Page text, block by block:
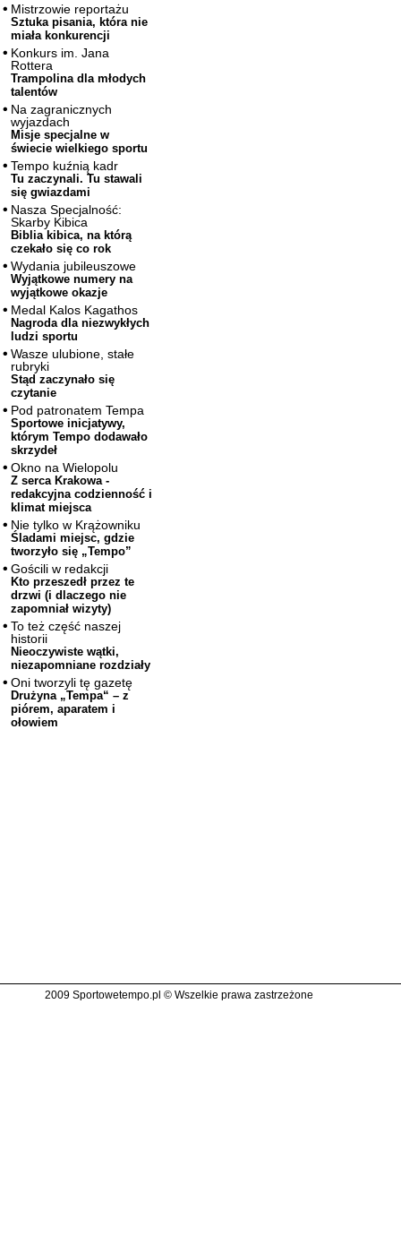
Mistrzowie reportażu
Sztuka pisania, która nie
miała konkurencji
Konkurs im. Jana
Rottera
Trampolina dla młodych
talentów
Na zagranicznych
wyjazdach
Misje specjalne w
świecie wielkiego sportu
Tempo kuźnią kadr
Tu zaczynali. Tu stawali
się gwiazdami
Nasza Specjalność:
Skarby Kibica
Biblia kibica, na którą
czekało się co rok
Wydania jubileuszowe
Wyjątkowe numery na
wyjątkowe okazje
Medal Kalos Kagathos
Nagroda dla niezwykłych
ludzi sportu
Wasze ulubione, stałe
rubryki
Stąd zaczynało się
czytanie
Pod patronatem Tempa
Sportowe inicjatywy,
którym Tempo dodawało
skrzydeł
Okno na Wielopolu
Z serca Krakowa -
redakcyjna codzienność i
klimat miejsca
Nie tylko w Krążowniku
Śladami miejsc, gdzie
tworzyło się „Tempo”
Gościli w redakcji
Kto przeszedł przez te
drzwi (i dlaczego nie
zapomniał wizyty)
To też część naszej
historii
Nieoczywiste wątki,
niezapomniane rozdziały
Oni tworzyli tę gazetę
Drużyna „Tempa“ – z
piórem, aparatem i
ołowiem
2009 Sportowetempo.pl © Wszelkie prawa zastrzeżone